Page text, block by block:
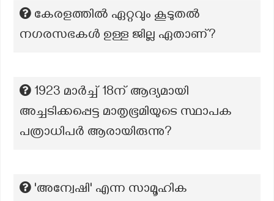
കേരളത്തിൽ ഏറ്റവും കൂടുതൽ
നഗരസഭകൾ ഉള്ള ജില്ല ഏതാണ്?
1923 മാർച്ച് 18ന് ആദ്യമായി
അച്ചടിക്കപ്പെട്ട മാതൃഭൂമിയുടെ സ്ഥാപക
പത്രാധിപർ ആരായിരുന്നു?
'അന്വേഷി' എന്ന സാമൂഹിക